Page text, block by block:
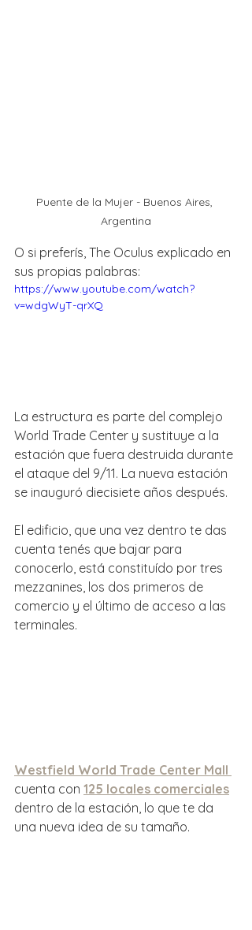
Puente de la Mujer - Buenos Aires,
Argentina
O si preferís, The Oculus explicado en
sus propias palabras:
https://www.youtube.com/watch?
v=wdgWyT-qrXQ
La estructura es parte del complejo
World Trade Center y sustituye a la
estación que fuera destruida durante
el ataque del 9/11. La nueva estación
se inauguró diecisiete años después.
El edificio, que una vez dentro te das
cuenta tenés que bajar para
conocerlo, está constituído por tres
mezzanines, los dos primeros de
comercio y el último de acceso a las
terminales.
Westfield World Trade Center Mall
cuenta con 125 locales comerciales
dentro de la estación, lo que te da
una nueva idea de su tamaño.